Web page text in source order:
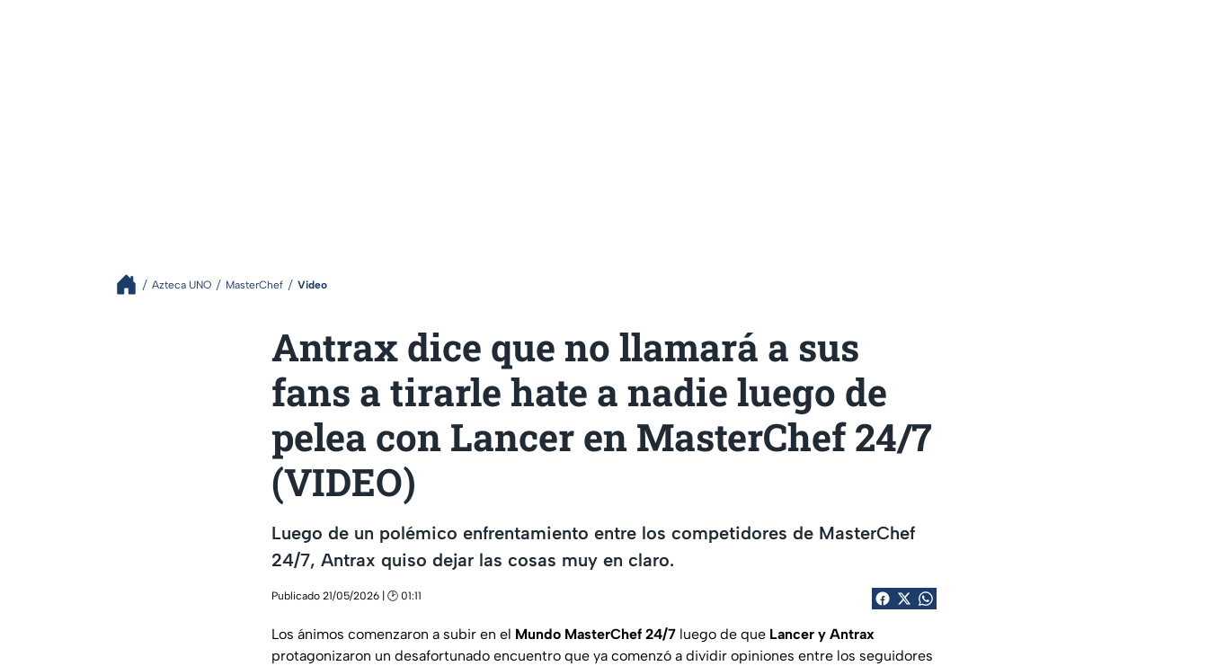
Azteca UNO MasterChef Video
Antrax dice que no llamará a sus
fans a tirarle hate a nadie luego de
pelea con Lancer en MasterChef 24/7
(VIDEO)
Luego de un polémico enfrentamiento entre los competidores de MasterChef
24/7, Antrax quiso dejar las cosas muy en claro.
Publicado 21/05/2026 | 🕑 01:11
Los ánimos comenzaron a subir en el Mundo MasterChef 24/7 luego de que Lancer y Antrax
protagonizaron un desafortunado encuentro que ya comenzó a dividir opiniones entre los seguidores